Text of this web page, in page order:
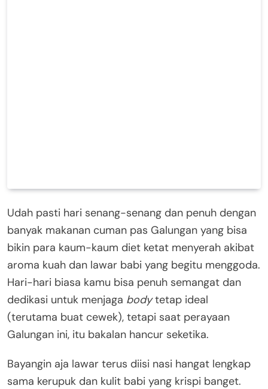
Udah pasti hari senang-senang dan penuh dengan
banyak makanan cuman pas Galungan yang bisa
bikin para kaum-kaum diet ketat menyerah akibat
aroma kuah dan lawar babi yang begitu menggoda.
Hari-hari biasa kamu bisa penuh semangat dan
dedikasi untuk menjaga bodytetap ideal
(terutama buat cewek), tetapi saat perayaan
Galungan ini, itu bakalan hancur seketika.
Bayangin aja lawar terus diisi nasi hangat lengkap
sama kerupuk dan kulit babi yang krispi banget.